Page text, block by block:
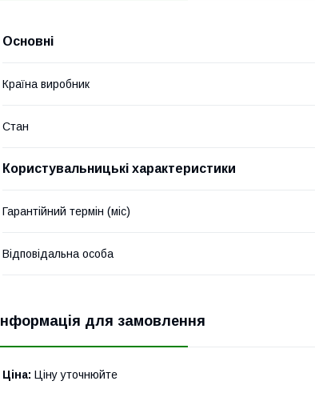
Основні
Країна виробник
Стан
Користувальницькі характеристики
Гарантійний термін (міс)
Відповідальна особа
Інформація для замовлення
Ціна: Ціну уточнюйте